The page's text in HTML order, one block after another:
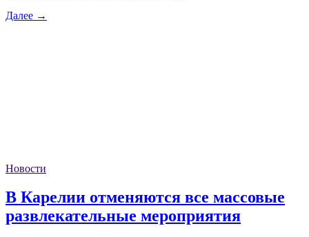
Далее →
Новости
В Карелии отменяются все массовые
развлекательные мероприятия